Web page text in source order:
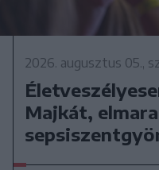
2026. augusztus 05.,
Majkát,